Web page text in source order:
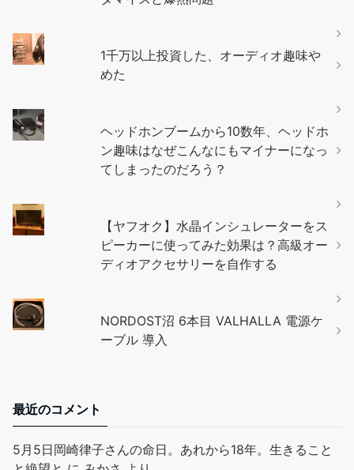
1千万以上投資した、オーディオ趣味や
めた
ヘッドホンブームから10数年、ヘッドホ
ン趣味はなぜこんなにもマイナーになっ
てしまったのだろう？
【ヤフオク】水晶インシュレーターをス
ピーカーに使ってみた効果は？高級オー
ディオアクセサリーを自作する
NORDOST沼 6本目 VALHALLA 電源ケ
ーブル 導入
最近のコメント
5月5日岡崎律子さんの命日。あれから18年。生きること